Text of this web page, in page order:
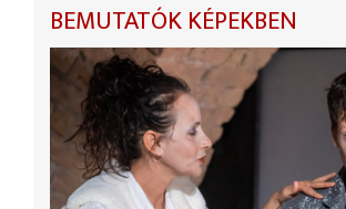
BEMUTATÓK KÉPEKBEN